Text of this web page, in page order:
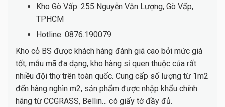
Kho Gò Vấp: 255 Nguyễn Văn Lượng, Gò Vấp,
TPHCM
Hotline: 0876.190079
Kho cỏ BS được khách hàng đánh giá cao bởi mức giá
tốt, mẫu mã đa dạng, kho hàng sỉ quen thuộc của rất
nhiều đội thợ trên toàn quốc. Cung cấp số lượng từ 1m2
đến hàng nghìn m2, sản phẩm được nhập khẩu chính
hãng từ CCGRASS, Bellin… có giấy tờ đầy đủ.